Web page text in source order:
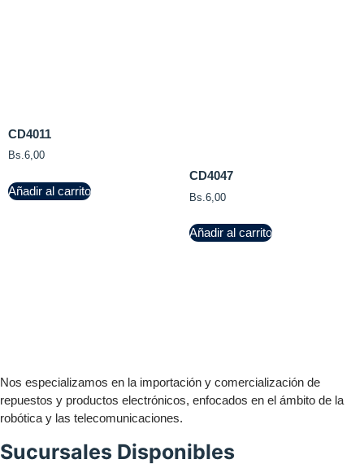
CD4011
Bs.6,00
Añadir al carrito
CD4047
Bs. 6,00
Añadir al carrito
Nos especializamos en la importación y comercialización de
repuestos y productos electrónicos, enfocados en el ámbito de la
robótica y las telecomunicaciones.
Sucursales Disponibles